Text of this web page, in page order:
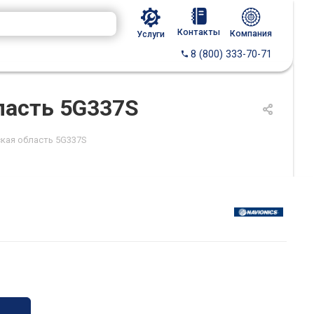
Услуги Контакты Компания
8 (800) 333-70-71
5G337S
область 5G337S